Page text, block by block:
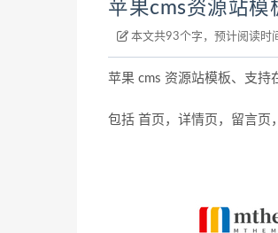
苹果cms资源站模
本文共93个字，预计阅读时
苹果 cms 资源站模板、支持
包括 首页，详情页，留言页